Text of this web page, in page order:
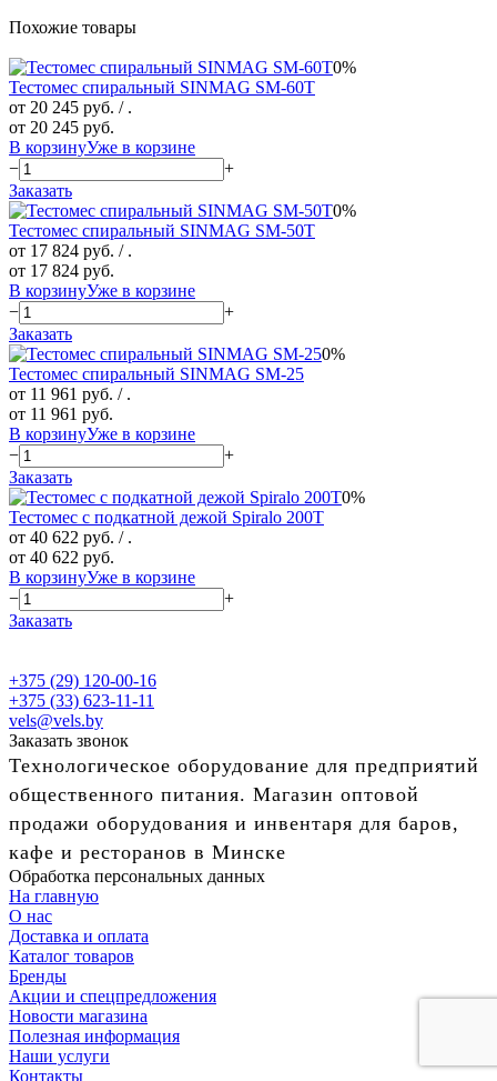
Похожие товары
0%
Тестомес спиральный SINMAG SМ-60T
от 20 245 руб. / .
от 20 245 руб.
В корзинуУже в корзине
−
+
Заказать
0%
Тестомес спиральный SINMAG SМ-50T
от 17 824 руб. / .
от 17 824 руб.
В корзинуУже в корзине
−
+
Заказать
0%
Тестомес спиральный SINMAG SМ-25
от 11 961 руб. / .
от 11 961 руб.
В корзинуУже в корзине
−
+
Заказать
0%
Тестомес с подкатной дежой Spiralo 200Т
от 40 622 руб. / .
от 40 622 руб.
В корзинуУже в корзине
−
+
Заказать
+375 (29) 120-00-16
+375 (33) 623-11-11
vels@vels.by
Заказать звонок
Технологическое оборудование для предприятий
общественного питания. Магазин оптовой
продажи оборудования и инвентаря для баров,
кафе и ресторанов в Минске
Обработка персональных данных
На главную
О нас
Доставка и оплата
Каталог товаров
Бренды
Акции и спецпредложения
Новости магазина
Полезная информация
Наши услуги
Контакты